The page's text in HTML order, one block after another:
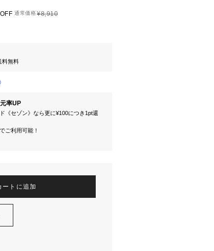
通常価格¥8,910
料無料
率UP
《セゾン》なら更に¥100につき1pt還
ご利用可能！
ートに追加